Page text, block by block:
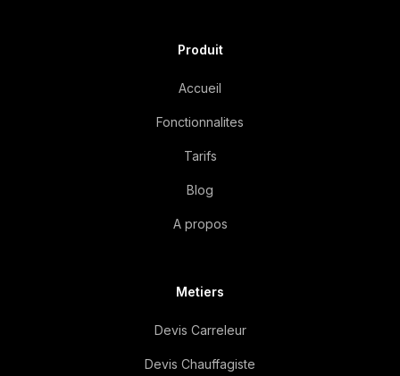
Produit
Accueil
Fonctionnalites
Tarifs
Blog
A propos
Metiers
Devis Carreleur
Devis Chauffagiste